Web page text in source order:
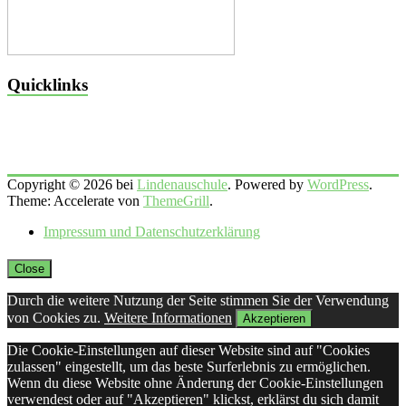
Quicklinks
Copyright © 2026 bei Lindenauschule. Powered by WordPress.
Theme: Accelerate von ThemeGrill.
Impressum und Datenschutzerklärung
Close
Durch die weitere Nutzung der Seite stimmen Sie der Verwendung
von Cookies zu. Weitere Informationen Akzeptieren
Die Cookie-Einstellungen auf dieser Website sind auf "Cookies
zulassen" eingestellt, um das beste Surferlebnis zu ermöglichen.
Wenn du diese Website ohne Änderung der Cookie-Einstellungen
verwendest oder auf "Akzeptieren" klickst, erklärst du sich damit